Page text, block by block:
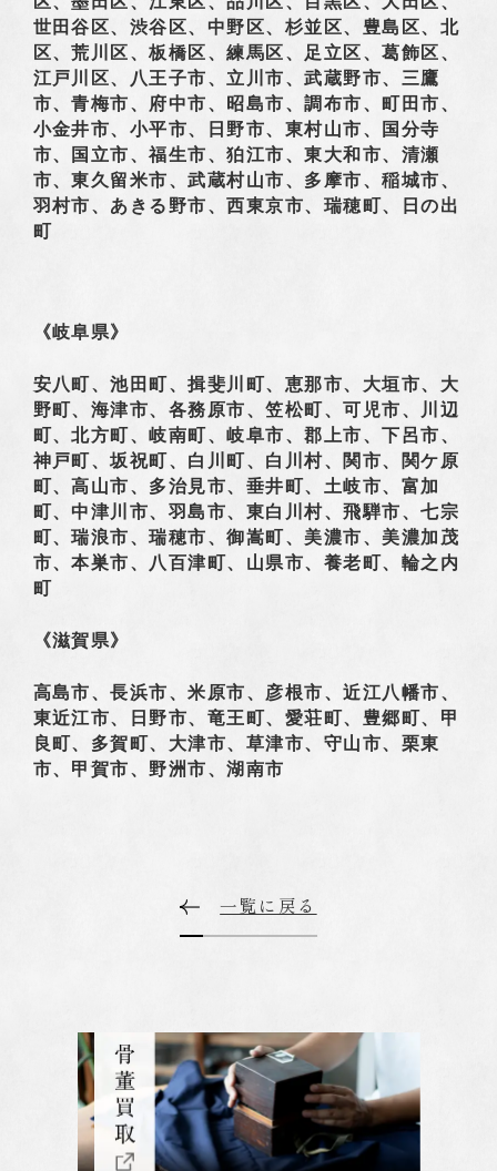
世田谷区、渋谷区、中野区、杉並区、豊島区、北
区、荒川区、板橋区、練馬区、足立区、葛飾区、
江戸川区、八王子市、立川市、武蔵野市、三鷹
市、青梅市、府中市、昭島市、調布市、町田市、
小金井市、小平市、日野市、東村山市、国分寺
市、国立市、福生市、狛江市、東大和市、清瀬
市、東久留米市、武蔵村山市、多摩市、稲城市、
羽村市、あきる野市、西東京市、瑞穂町、日の出
町
《岐阜県》
安八町、池田町、揖斐川町、恵那市、大垣市、大
野町、海津市、各務原市、笠松町、可児市、川辺
町、北方町、岐南町、岐阜市、郡上市、下呂市、
神戸町、坂祝町、白川町、白川村、関市、関ケ原
町、高山市、多治見市、垂井町、土岐市、富加
町、中津川市、羽島市、東白川村、飛騨市、七宗
町、瑞浪市、瑞穂市、御嵩町、美濃市、美濃加茂
市、本巣市、八百津町、山県市、養老町、輪之内
町
《滋賀県》
高島市、長浜市、米原市、彦根市、近江八幡市、
東近江市、日野市、竜王町、愛荘町、豊郷町、甲
良町、多賀町、大津市、草津市、守山市、栗東
市、甲賀市、野洲市、湖南市
一覧に戻る